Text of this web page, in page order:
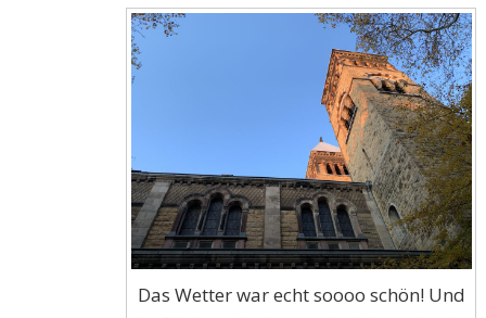
Das Wetter war echt soooo schön! Und